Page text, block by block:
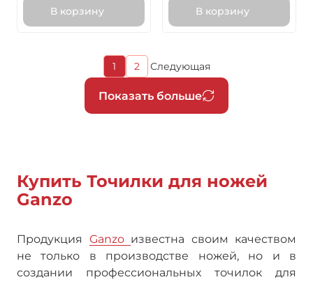
В корзину В корзину
Нумерация
страниц
Показать больше
Текущая
страница
1
Страница
2
Следующая
страница
Следующая
Купить Точилки для ножей
Ganzo
Продукция Ganzo известна своим качеством
не только в производстве ножей, но и в
создании профессиональных точилок для